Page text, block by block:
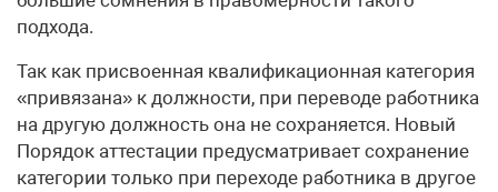
подхода.
Так как присвоенная квалификационная категория
«привязана» к должности, при переводе работника
на другую должность она не сохраняется. Новый
Порядок аттестации предусматривает сохранение
категории только при переходе работника в другое